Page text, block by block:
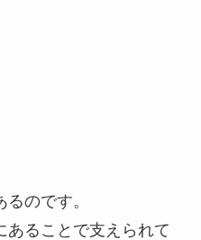
のです。
あることで支えられて